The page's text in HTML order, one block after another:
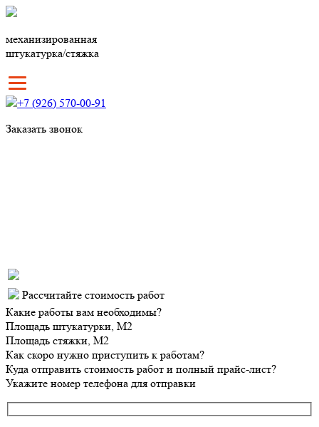
механизированная
штукатурка/стяжка
+7 (926) 570-00-91
Заказать звонок
Рассчитайте стоимость работ
Какие работы вам необходимы?
Площадь штукатурки, М2
Площадь стяжки, М2
Как скоро нужно приступить к работам?
Куда отправить стоимость работ и полный прайс-лист?
Укажите номер телефона для отправки